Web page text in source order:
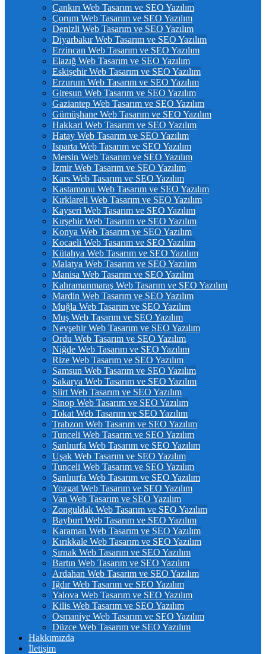
Çankırı Web Tasarım ve SEO Yazılım
Çorum Web Tasarım ve SEO Yazılım
Denizli Web Tasarım ve SEO Yazılım
Diyarbakır Web Tasarım ve SEO Yazılım
Erzincan Web Tasarım ve SEO Yazılım
Elazığ Web Tasarım ve SEO Yazılım
Eskişehir Web Tasarım ve SEO Yazılım
Erzurum Web Tasarım ve SEO Yazılım
Giresun Web Tasarım ve SEO Yazılım
Gaziantep Web Tasarım ve SEO Yazılım
Gümüşhane Web Tasarım ve SEO Yazılım
Hakkari Web Tasarım ve SEO Yazılım
Hatay Web Tasarım ve SEO Yazılım
Isparta Web Tasarım ve SEO Yazılım
Mersin Web Tasarım ve SEO Yazılım
İzmir Web Tasarım ve SEO Yazılım
Kars Web Tasarım ve SEO Yazılım
Kastamonu Web Tasarım ve SEO Yazılım
Kırklareli Web Tasarım ve SEO Yazılım
Kayseri Web Tasarım ve SEO Yazılım
Kırşehir Web Tasarım ve SEO Yazılım
Konya Web Tasarım ve SEO Yazılım
Kocaeli Web Tasarım ve SEO Yazılım
Kütahya Web Tasarım ve SEO Yazılım
Malatya Web Tasarım ve SEO Yazılım
Manisa Web Tasarım ve SEO Yazılım
Kahramanmaraş Web Tasarım ve SEO Yazılım
Mardin Web Tasarım ve SEO Yazılım
Muğla Web Tasarım ve SEO Yazılım
Muş Web Tasarım ve SEO Yazılım
Nevşehir Web Tasarım ve SEO Yazılım
Ordu Web Tasarım ve SEO Yazılım
Niğde Web Tasarım ve SEO Yazılım
Rize Web Tasarım ve SEO Yazılım
Samsun Web Tasarım ve SEO Yazılım
Sakarya Web Tasarım ve SEO Yazılım
Siirt Web Tasarım ve SEO Yazılım
Sinop Web Tasarım ve SEO Yazılım
Tokat Web Tasarım ve SEO Yazılım
Trabzon Web Tasarım ve SEO Yazılım
Tunceli Web Tasarım ve SEO Yazılım
Şanlıurfa Web Tasarım ve SEO Yazılım
Uşak Web Tasarım ve SEO Yazılım
Tunceli Web Tasarım ve SEO Yazılım
Şanlıurfa Web Tasarım ve SEO Yazılım
Yozgat Web Tasarım ve SEO Yazılım
Van Web Tasarım ve SEO Yazılım
Zonguldak Web Tasarım ve SEO Yazılım
Bayburt Web Tasarım ve SEO Yazılım
Karaman Web Tasarım ve SEO Yazılım
Kırıkkale Web Tasarım ve SEO Yazılım
Şırnak Web Tasarım ve SEO Yazılım
Bartın Web Tasarım ve SEO Yazılım
Ardahan Web Tasarım ve SEO Yazılım
Iğdır Web Tasarım ve SEO Yazılım
Yalova Web Tasarım ve SEO Yazılım
Kilis Web Tasarım ve SEO Yazılım
Osmaniye Web Tasarım ve SEO Yazılım
Düzce Web Tasarım ve SEO Yazılım
Hakkımızda
İletişim